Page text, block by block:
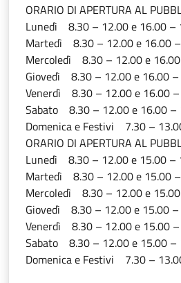
ORARIO DI APERTURA AL
Lunedì 8.30 – 12.00 e 16.00 –
Martedì 8.30 – 12.00 e 16.00
Mercoledì 8.30 – 12.00 e
Giovedì 8.30 – 12.00 e 16.00
Venerdì 8.30 – 12.00 e 16.00
Sabato 8.30 – 12.00 e 16.00 –
Domenica e Festivi 7.30 –
ORARIO DI APERTURA AL
Lunedì 8.30 – 12.00 e 15.00 –
Martedì 8.30 – 12.00 e 15.00
Mercoledì 8.30 – 12.00 e
Giovedì 8.30 – 12.00 e 15.00
Venerdì 8.30 – 12.00 e 15.00
Sabato 8.30 – 12.00 e 15.00 –
Domenica e Festivi 7.30 –